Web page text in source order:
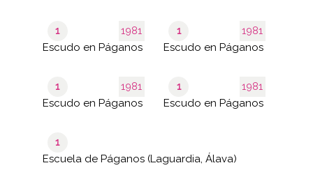
1981
1
Escudo en Páganos
1981
1
Escudo en Páganos
1981
1
Escudo en Páganos
1981
1
Escudo en Páganos
1
Escuela de Páganos (Laguardia, Álava)